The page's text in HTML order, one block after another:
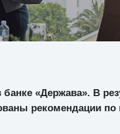
банке «Держава». В
рекомендации